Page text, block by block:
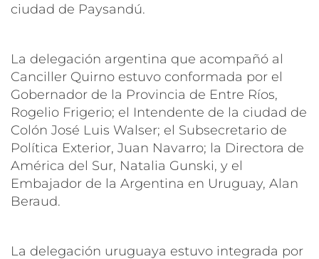
ciudad de Paysandú.
La delegación argentina que acompañó al
Canciller Quirno estuvo conformada por el
Gobernador de la Provincia de Entre Ríos,
Rogelio Frigerio; el Intendente de la ciudad de
Colón José Luis Walser; el Subsecretario de
Política Exterior, Juan Navarro; la Directora de
América del Sur, Natalia Gunski, y el
Embajador de la Argentina en Uruguay, Alan
Beraud.
La delegación uruguaya estuvo integrada por